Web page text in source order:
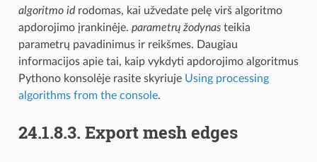
algoritmo idrodomas, kai užvedate pelę virš algoritmo
apdorojimo įrankinėje. parametrų žodynasteikia
parametrų pavadinimus ir reikšmes. Daugiau
informacijos apie tai, kaip vykdyti apdorojimo algoritmus
Pythono konsolėje rasite skyriuje Using processing
algorithms from the console.
24.1.8.3. Export mesh edges